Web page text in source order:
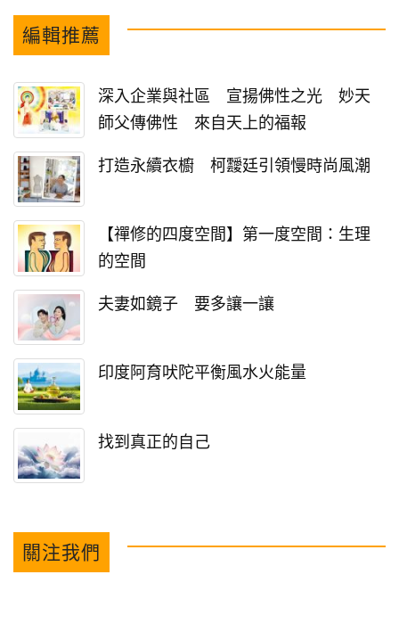
編輯推薦
深入企業與社區 宣揚佛性之光 妙天
師父傳佛性 來自天上的福報
打造永續衣櫥 柯靉廷引領慢時尚風潮
【禪修的四度空間】第一度空間：生理
的空間
夫妻如鏡子 要多讓一讓
印度阿育吠陀平衡風水火能量
找到真正的自己
關注我們